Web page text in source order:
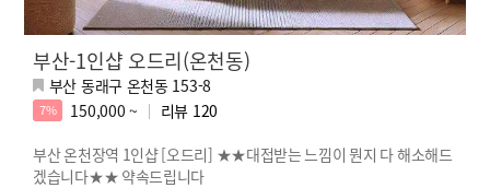
부산-1인샵 오드리(온천동)
부산 동래구 온천동 153-8
7% 150,000 ~ 리뷰 120
부산 온천장역 1인샵 [오드리] ★★대접받는 느낌이 뭔지 다 해소해드
겠습니다★★ 약속드립니다